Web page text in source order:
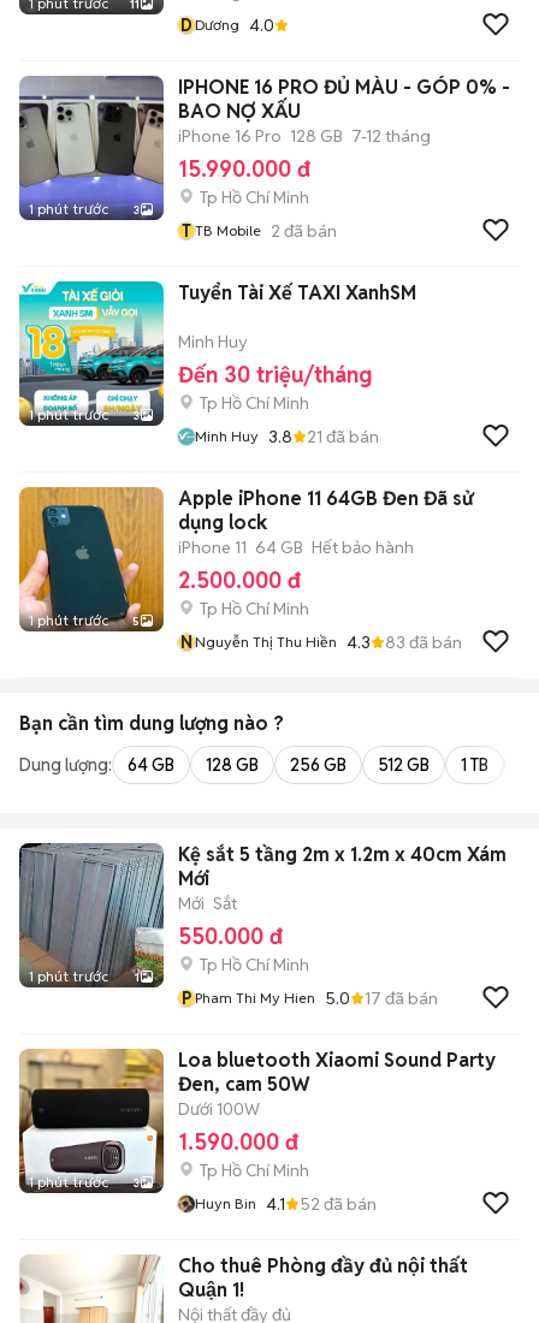
11
DDương 4.0
1 phút trước 3
IPHONE 16 PRO ĐỦ MÀU - GÓP 0% -
BAO NỢ XẤU
iPhone 16 Pro 128 GB 7-12 tháng
15.990.000 đ
Tp Hồ Chí Minh
T TB Mobile 2 đã bán
1 phút trước 3
Tuyển Tài Xế TAXI XanhSM
Minh Huy
Đến 30 triệu/tháng
Tp Hồ Chí Minh
Minh Huy 3.8 21 đã bán
1 phút trước 5
Apple iPhone 11 64GB Đen Đã sử
dụng lock
iPhone 11 64 GB Hết bảo hành
2.500.000 đ
Tp Hồ Chí Minh
NNguyễn Thị Thu Hiền 4.3 83 đã bán
Bạn cần tìm dung lượng nào ?
Dung lượng: 64 GB 128 GB 256 GB 512 GB 1 TB
1 phút trước 1
Kệ sắt 5 tầng 2m x 1.2m x 40cm Xám
Mới
Mới Sắt
550.000 đ
Tp Hồ Chí Minh
P Pham Thi My Hien 5.0 17 đã bán
1 phút trước 3
Loa bluetooth Xiaomi Sound Party
Đen, cam 50W
Dưới 100W
1.590.000 đ
Tp Hồ Chí Minh
Huyn Bin 4.1 52 đã bán
Cho thuê Phòng đầy đủ nội thất
Quận 1!
Nội thất đầy đủ